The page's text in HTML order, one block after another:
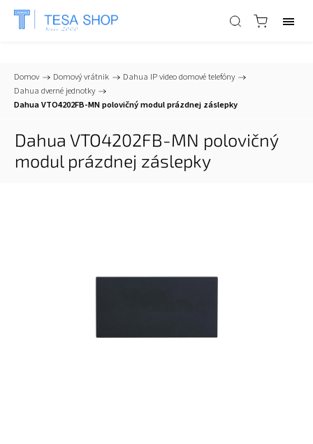
📞+421 903 553 805 info@tesa-systems.sk
Domov / Domový vrátnik / Dahua IP video domové telefóny /
Dahua dverné jednotky /
Dahua VTO4202FB-MN polovičný modul prázdnej záslepky
Dahua VTO4202FB-MN polovičný
modul prázdnej záslepky